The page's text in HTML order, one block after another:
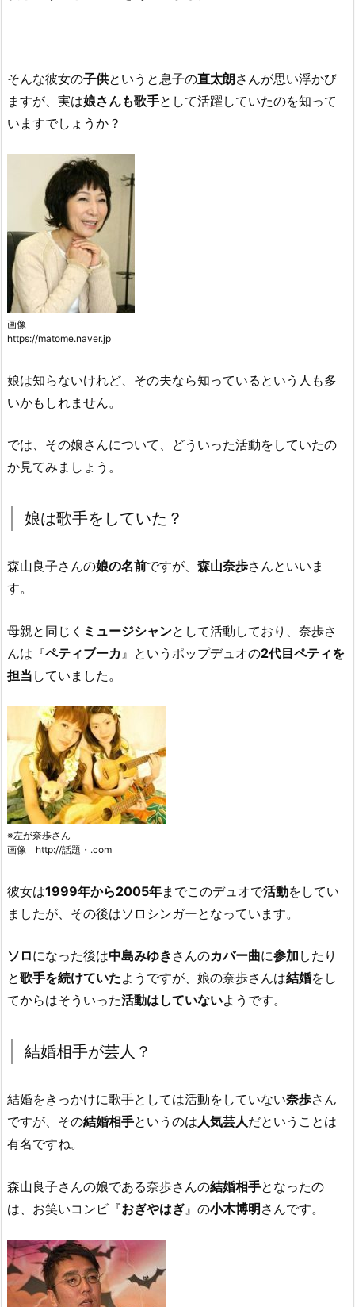
そんな彼女の子供というと息子の直太朗さんが思い浮かび
ますが、実は娘さんも歌手として活躍していたのを知って
いますでしょうか？
画像
https://matome.naver.jp
娘は知らないけれど、その夫なら知っているという人も多
いかもしれません。
では、その娘さんについて、どういった活動をしていたの
か見てみましょう。
娘は歌手をしていた？
森山良子さんの娘の名前ですが、 森山奈歩さんといいま
す。
母親と同じく ミュージシャンとして活動しており、奈歩さ
んは『ペティブーカ 』というポップデュオの2代目ペティを
担当 していました。
※左が奈歩さん
画像 http://話題・.com
彼女は1999年から2005年までこのデュオで活動をしてい
ましたが、その後はソロシンガーとなっています。
ソロになった後は中島みゆき さんのカバー曲に参加 したり
と歌手を続けていたようですが、娘の奈歩さんは結婚をし
てからはそういった活動はしていないようです。
結婚相手が芸人？
結婚をきっかけに歌手としては活動をしていない奈歩さん
ですが、その結婚相手というのは人気芸人だということは
有名ですね。
森山良子さんの娘である奈歩さんの結婚相手となったの
は、お笑いコンビ『おぎやはぎ』の小木博明 さんです。